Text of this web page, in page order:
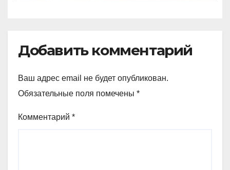
Добавить комментарий
Ваш адрес email не будет опубликован.
Обязательные поля помечены *
Комментарий *